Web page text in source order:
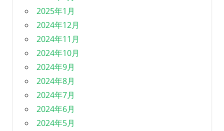
2025年1月
2024年12月
2024年11月
2024年10月
2024年9月
2024年8月
2024年7月
2024年6月
2024年5月